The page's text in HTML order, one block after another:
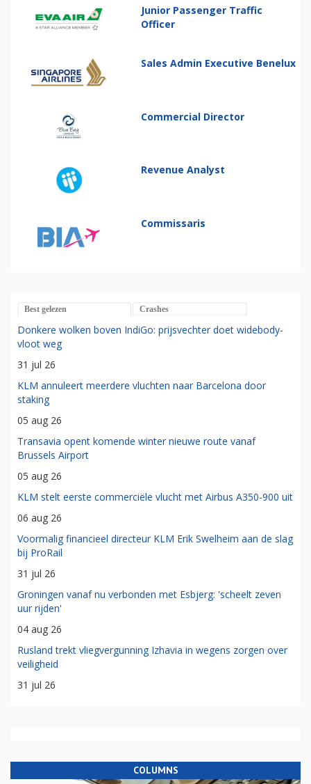
Junior Passenger Traffic
Officer
Sales Admin Executive Benelux
Commercial Director
Revenue Analyst
Commissaris
Best gelezen Crashes
Donkere wolken boven IndiGo: prijsvechter doet widebody-
vloot weg
31 jul 26
KLM annuleert meerdere vluchten naar Barcelona door
staking
05 aug 26
Transavia opent komende winter nieuwe route vanaf
Brussels Airport
05 aug 26
KLM stelt eerste commerciële vlucht met Airbus A350-900 uit
06 aug 26
Voormalig financieel directeur KLM Erik Swelheim aan de slag
bij ProRail
31 jul 26
Groningen vanaf nu verbonden met Esbjerg: 'scheelt zeven
uur rijden'
04 aug 26
Rusland trekt vliegvergunning Izhavia in wegens zorgen over
veiligheid
31 jul 26
COLUMNS